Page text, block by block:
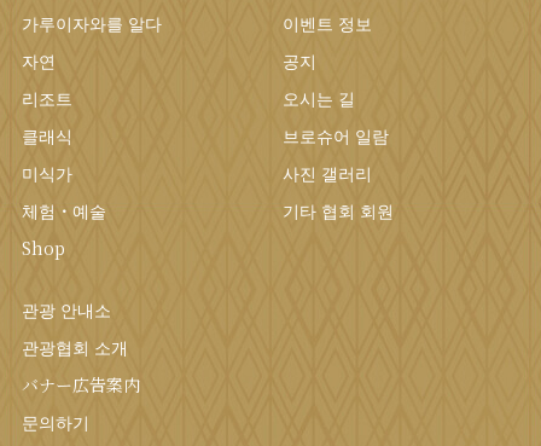
가루이자와를 알다
자연
리조트
클래식
미식가
체험・예술
Shop
이벤트 정보
공지
오시는 길
브로슈어 일람
사진 갤러리
기타 협회 회원
관광 안내소
관광협회 소개
バナー広告案内
문의하기